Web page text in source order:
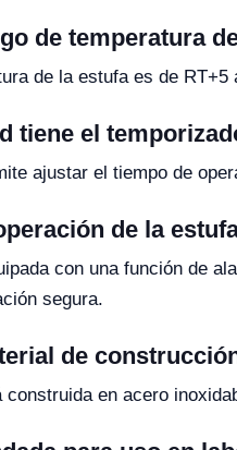
de temperatura
de la estufa es de
tiene el
ajustar el tiempo de
de la
con una función de
segura.
de
construida en acero